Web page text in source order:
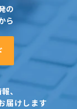
の
ら
、
届けします